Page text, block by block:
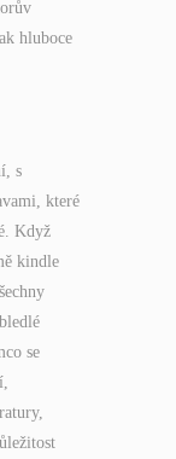
hluboce
s
které
Když
kindle
se